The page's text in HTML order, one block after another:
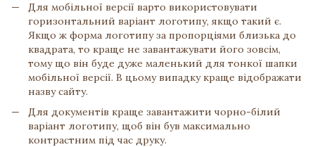
Для мобільної версії варто використовувати
горизонтальний варіант логотипу, якщо такий є.
Якщо ж форма логотипу за пропорціями близька до
квадрата, то краще не завантажувати його зовсім,
тому що він буде дуже маленький для тонкої шапки
мобільної версії. В цьому випадку краще відображати
назву сайту.
Для документів краще завантажити чорно-білий
варіант логотипу, щоб він був максимально
контрастним під час друку.